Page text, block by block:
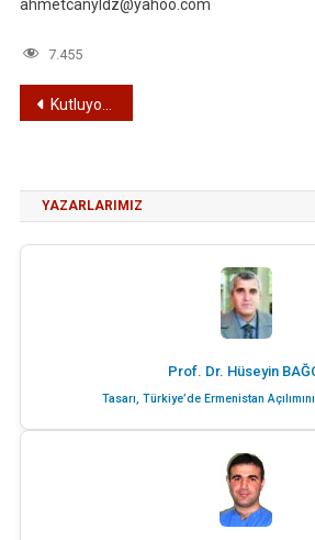
ahmetcanyldz@yahoo.com
7.455
Yazı
Kutluyorum
YAZARLARIMIZ
Prof. Dr. Hüseyin
Tasarı, Türkiye’de Ermenistan